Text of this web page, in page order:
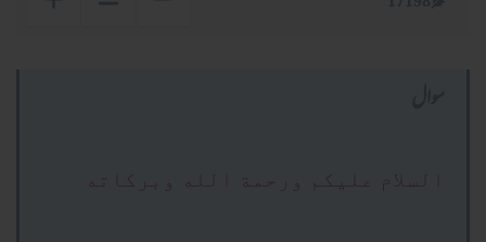
السلام عليكم ورحمة الله وبركاته